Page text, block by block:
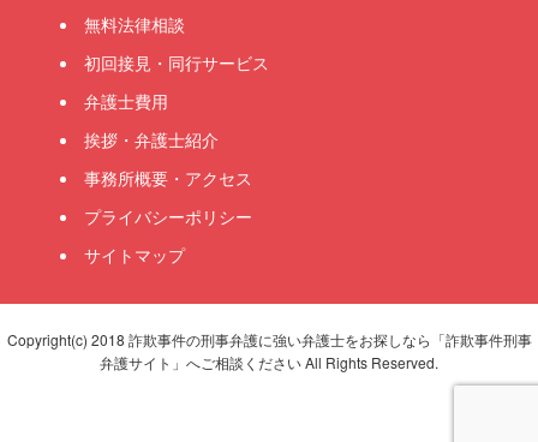
無料法律相談
初回接見・同行サービス
弁護士費用
挨拶・弁護士紹介
事務所概要・アクセス
プライバシーポリシー
サイトマップ
Copyright(c) 2018 詐欺事件の刑事弁護に強い弁護士をお探しなら「詐欺事件刑事
弁護サイト」へご相談ください All Rights Reserved.